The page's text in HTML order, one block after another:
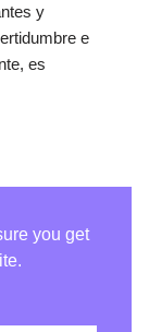
y
e
es
of Service
you get